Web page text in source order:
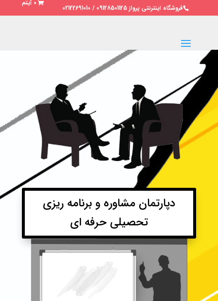
فروشگاه اینترنتی پرواز 09128501125 / 02122691010
0 آیتم
دپارتمان مشاوره و برنامه ریزی
تحصیلی حرفه ای